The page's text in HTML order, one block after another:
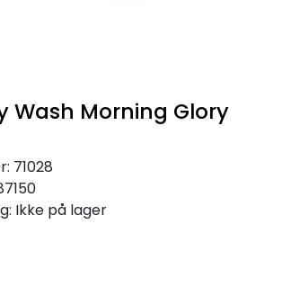
Wash Morning Glory
71028
Ikke på lager